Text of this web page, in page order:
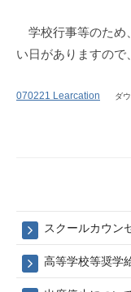
日」
に
つ
い
25
学校行事等のため
い日がありますので
070221 Learcation ダ
スクールカウン
高等学校等奨学